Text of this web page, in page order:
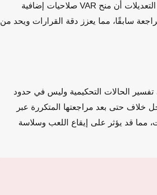
وتقليل حالات الجدل التي قد تؤثر على نتائج المباريات. يرى مؤيدو التعديلات أن منح VAR صلاحيات إضافية
سابقًا، مما يعزز دقة القرارات ويحد من
الحالات التحكيمية وليس في حدود
خلاف حتى بعد مراجعتها المتكررة عبر
مما قد يؤثر على إيقاع اللعب وسلاسة